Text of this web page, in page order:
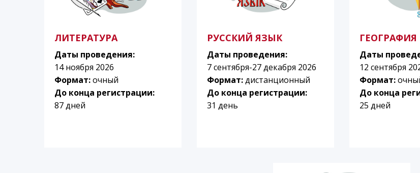
ЛИТЕРАТУРА
Даты проведения:
14 ноября 2026
Формат:очный
До конца регистрации:
87 дней
РУССКИЙ ЯЗЫК
Даты проведения:
7 сентября-27 декабря 2026
Формат:дистанционный
До конца регистрации:
31 день
ГЕОГРАФИЯ
Даты
12 сентября
Формат:
До конца
25 дней